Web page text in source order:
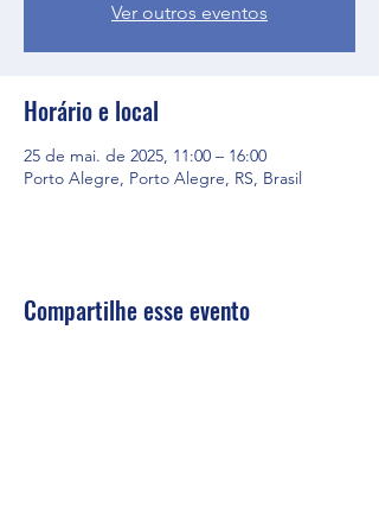
Ver outros eventos
Horário e local
25 de mai. de 2025, 11:00 – 16:00
Porto Alegre, Porto Alegre, RS, Brasil
Compartilhe esse evento